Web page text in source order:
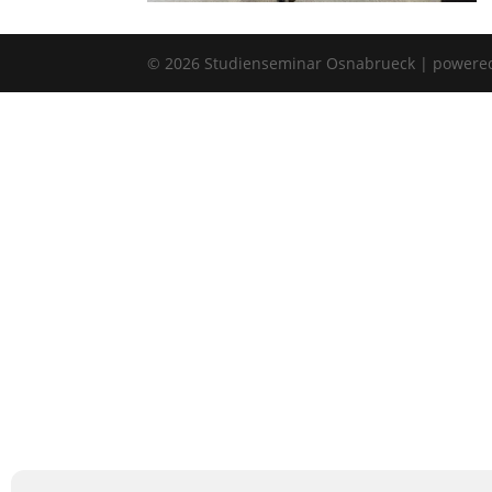
© 2026 Studienseminar Osnabrueck |